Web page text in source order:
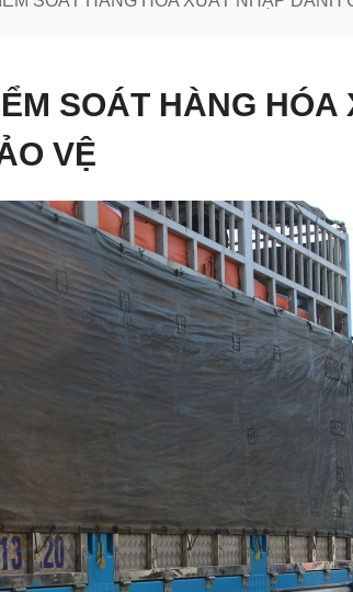
SOÁT HÀNG
VỆ